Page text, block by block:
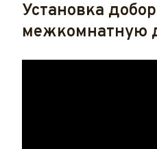
Установка
межкомнатную